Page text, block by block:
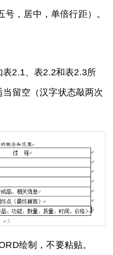
，居中，单倍行距）。
2.1、表2.2和表2.3所
留空（汉字状态敲两次
绘制，不要粘贴。